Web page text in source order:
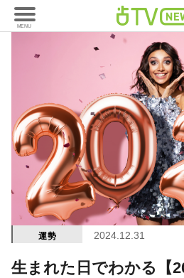
運勢 2024.12.31
生まれた日でわかる【